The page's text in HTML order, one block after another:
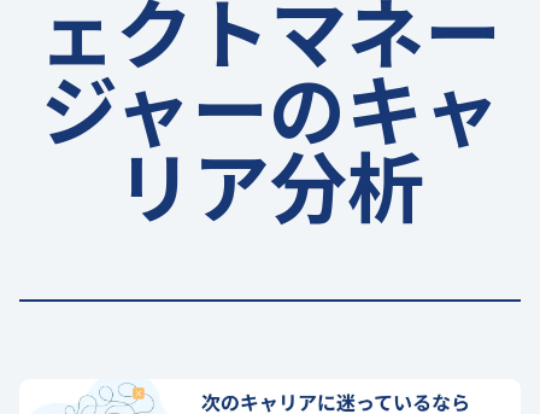
ェクトマネー
ジャーのキャ
リア分析